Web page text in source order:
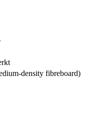
density fibreboard)